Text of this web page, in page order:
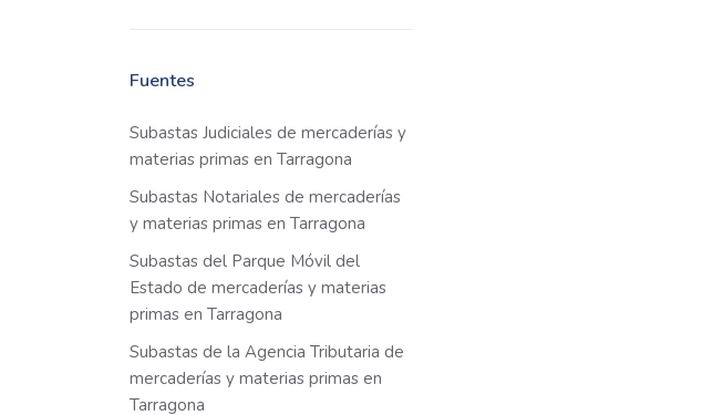
Fuentes
Subastas Judiciales de mercaderías y
materias primas en Tarragona
Subastas Notariales de mercaderías
y materias primas en Tarragona
Subastas del Parque Móvil del
Estado de mercaderías y materias
primas en Tarragona
Subastas de la Agencia Tributaria de
mercaderías y materias primas en
Tarragona